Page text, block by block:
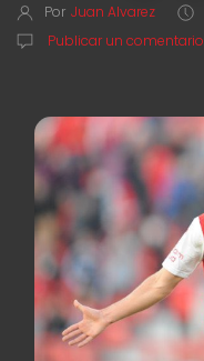
Por Juan Alvarez
Publicar un comentario